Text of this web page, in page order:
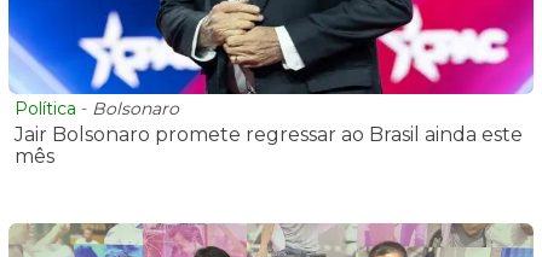
Política - Bolsonaro
Jair Bolsonaro promete regressar ao Brasil ainda este
mês